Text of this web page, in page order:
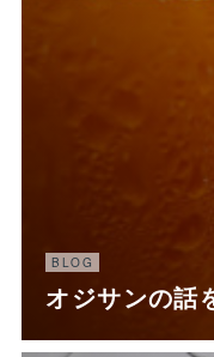
BLOG
オジサンの話